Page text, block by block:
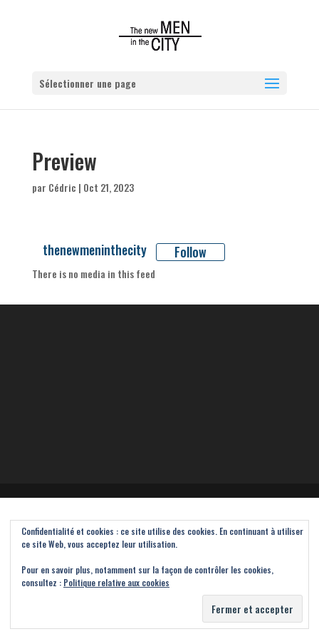
Sélectionner une page
Preview
par Cédric | Oct 21, 2023
thenewmeninthecity Follow
There is no media in this feed
Confidentialité et cookies : ce site utilise des cookies. En continuant à utiliser
ce site Web, vous acceptez leur utilisation.
Pour en savoir plus, notamment sur la façon de contrôler les cookies,
consultez : Politique relative aux cookies